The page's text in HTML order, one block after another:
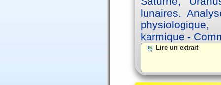
lunaires.
karmique -
Lire un extrait